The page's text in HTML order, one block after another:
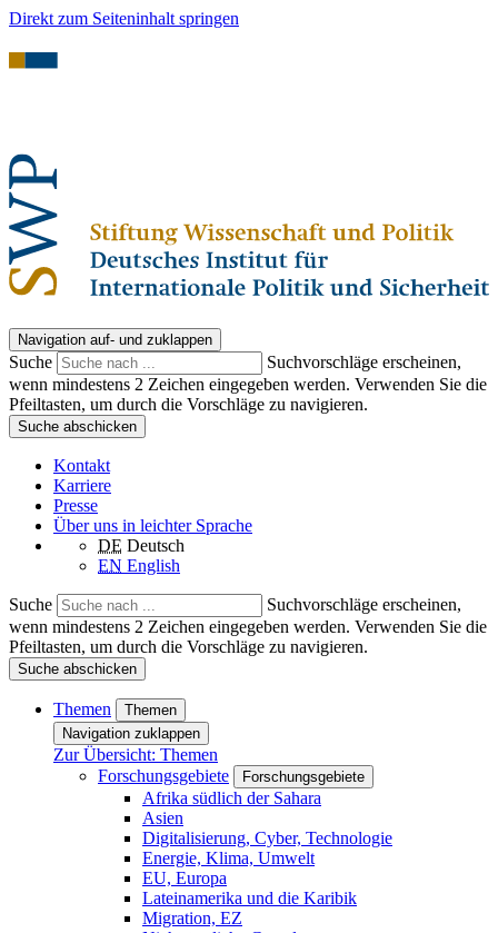
Direkt zum Seiteninhalt springen
Navigation auf- und zuklappen
Suche
Suchvorschläge erscheinen,
wenn mindestens 2 Zeichen eingegeben werden. Verwenden Sie die
Pfeiltasten, um durch die Vorschläge zu navigieren.
Suche abschicken
Kontakt
Karriere
Presse
Über uns in leichter Sprache
DE Deutsch
EN English
Suche
Suchvorschläge erscheinen,
wenn mindestens 2 Zeichen eingegeben werden. Verwenden Sie die
Pfeiltasten, um durch die Vorschläge zu navigieren.
Suche abschicken
Themen
Themen
Navigation zuklappen
Zur Übersicht: Themen
Forschungsgebiete
Forschungsgebiete
Afrika südlich der Sahara
Asien
Digitalisierung, Cyber, Technologie
Energie, Klima, Umwelt
EU, Europa
Lateinamerika und die Karibik
Migration, EZ